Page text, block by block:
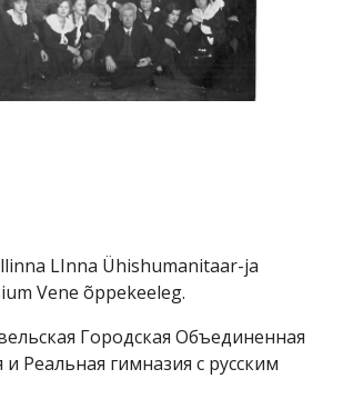
LInna Ühishumanitaar-ja
Vene õppekeeleg.
Городская Объединенная
Реальная гимназия с русским